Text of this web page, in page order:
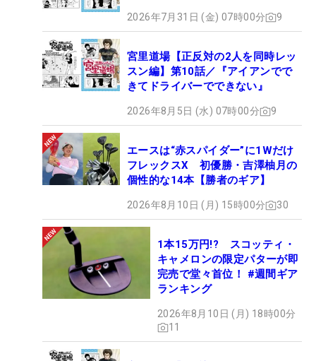
2026年7月31日 (金) 07時00分 9
宮里道場【正反対の2人を同時レッ
スン編】第10話／『アイアンでで
きてドライバーでできない』
2026年8月5日 (水) 07時00分 9
エースは“赤スパイダー”に1Wだけ
フレックスX 初優勝・吉澤柚月の
個性的な14本【勝者のギア】
2026年8月10日 (月) 15時00分 30
1本15万円!? スコッティ・
キャメロンの限定パターが即
完売で堂々首位！ #週間ギア
ランキング
2026年8月10日 (月) 18時00分
11